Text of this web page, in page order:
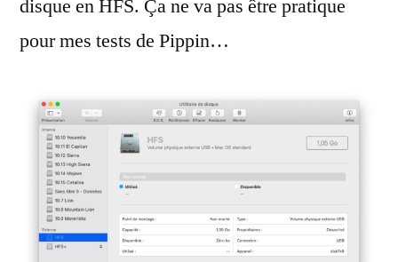
disque en HFS. Ça ne va pas être pratique
pour mes tests de Pippin…